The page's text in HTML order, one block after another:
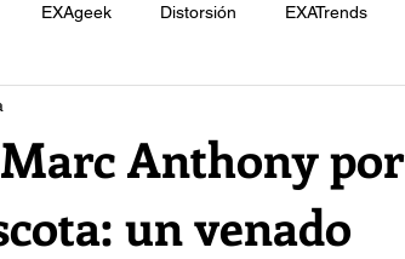
EXAgeek Distorsión EXATrends
Anthony por
un venado